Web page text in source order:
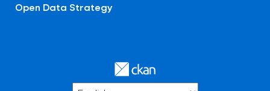
Open Data Strategy